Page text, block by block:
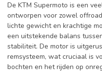
De KTM Supermoto is een
ontworpen voor zowel
lichte gewicht en krachtige
een uitstekende balans
stabiliteit. De motor is
remsysteem, wat cruciaal is
bochten en het rijden op